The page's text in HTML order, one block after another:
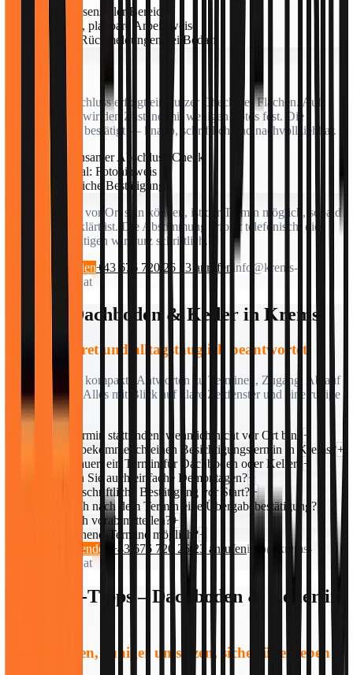
• Schutz sensibler Bereiche
• Ruhige, planbare Arbeitsweise
• Kurze Rückmeldungen bei Bedarf
Nach dem Abschluss erfolgt ein kurzer Check der Flächen. Auf
Wunsch halten wir den Zustand mit wenigen Fotos fest. Die
Übergabe wird bestätigt — knapp, schriftlich und nachvollziehbar.
• Gemeinsamer Abschluss-Check
• Optional: Fotohinweis
• Schriftliche Bestätigung
Wenn Sie nicht vor Ort sein können, ist der Termin möglich, sobald
der Zugang geklärt ist. Die Abstimmung erfolgt telefonisch; die
Übergabe bestätigen wir kurz schriftlich.
Rückfrage senden+43 676 720 26 23 anrufen info@krems-
entruempelung.at
FAQs – Dachboden & Keller in Krems
Kurz, konkret und alltagstauglich beantwortet
Hier finden Sie kompakte Antworten zu Terminen, Zugang, Ablauf
und Übergabe. Alles mit Blick auf klare Zeitfenster und eine ruhige
Durchführung.
Kann der Termin stattfinden, wenn ich nicht vor Ort bin? +
Wie schnell bekomme ich einen Besichtigungstermin in Krems?+
Wie lange dauert ein Termin für Dachboden oder Keller? +
Übernehmen Sie auch einfache Demontagen?+
Gibt es eine schriftliche Bestätigung vor Start? +
Bekomme ich nach dem Termin eine Übergabebestätigung?
Was sollte ich vorab mitteilen? +
Sind Wochenend-Termine möglich?+
Eigene Frage senden
+43 676 720 26 23 anrufeninfo@krems-
entruempelung.at
Experten-Tipps – Dachboden & Keller in
Besser planen, ruhiger umsetzen, sicher übergeben